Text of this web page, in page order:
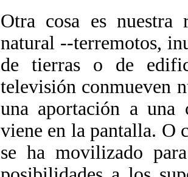
Otra cosa es nuestra
natural --terremotos,
de tierras o de
televisión conmueven
una aportación a una
viene en la pantalla. O
se ha movilizado